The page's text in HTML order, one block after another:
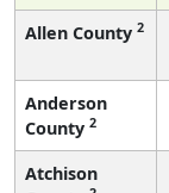
Allen County 2
Anderson
County 2
Atchison